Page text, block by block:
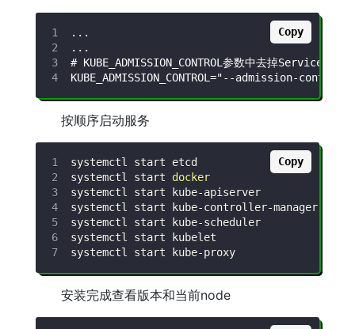
Copy
按顺序启动服务
systemctl start docker
systemctl start kube-apiserver
systemctl start kube-controller-manager
systemctl start kube-scheduler
systemctl start kube-proxy
Copy
安装完成查看版本和当前node